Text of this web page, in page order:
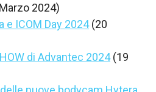
2024)
e ICOM Day 2024 (20
di Advantec 2024 (19